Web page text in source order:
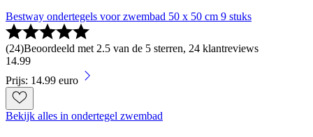
Bestway ondertegels voor zwembad 50 x 50 cm 9 stuks
(24)Beoordeeld met 2.5 van de 5 sterren, 24 klantreviews
14.99
Prijs: 14.99 euro
Bekijk alles in ondertegel zwembad